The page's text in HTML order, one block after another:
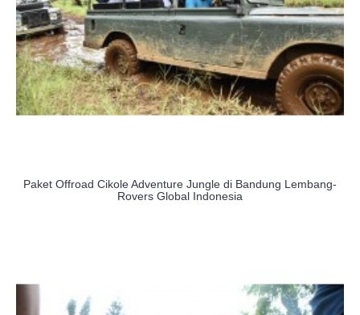
Paket Offroad Cikole Adventure Jungle di Bandung Lembang-
Rovers Global Indonesia